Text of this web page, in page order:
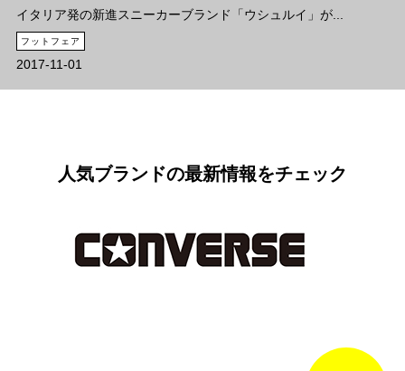
イタリア発の新進スニーカーブランド「ウシュルイ」が...
フットフェア
2017-11-01
人気ブランドの最新情報をチェック